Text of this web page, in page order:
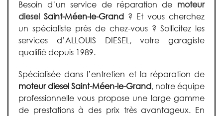
Besoin d’un service de réparation de moteur
diesel Saint-Méen-le-Grand ? Et vous cherchez
un spécialiste près de chez-vous ? Sollicitez les
services d’ALLOUIS DIESEL, votre garagiste
qualifié depuis 1989.
Spécialisée dans l’entretien et la réparation de
moteur diesel Saint-Méen-le-Grand, notre équipe
professionnelle vous propose une large gamme
de prestations à des prix très avantageux. En